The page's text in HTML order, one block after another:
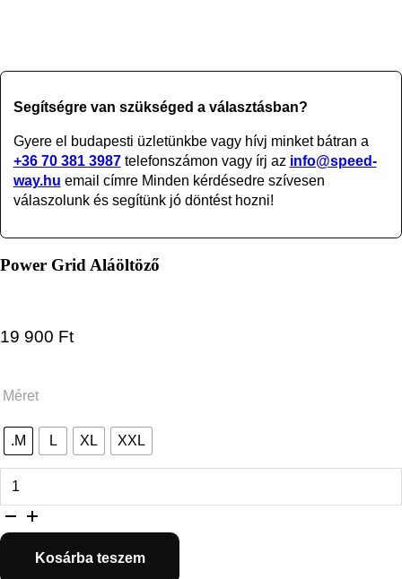
Segítségre van szükséged a választásban?
Gyere el budapesti üzletünkbe vagy hívj minket bátran a
+36 70 381 3987telefonszámon vagy írj az info@speed-
way.hu email címre Minden kérdésedre szívesen
válaszolunk és segítünk jó döntést hozni!
Power Grid Aláöltöző
19 900 Ft
Méret
.M L XL XXL
Kosárba teszem